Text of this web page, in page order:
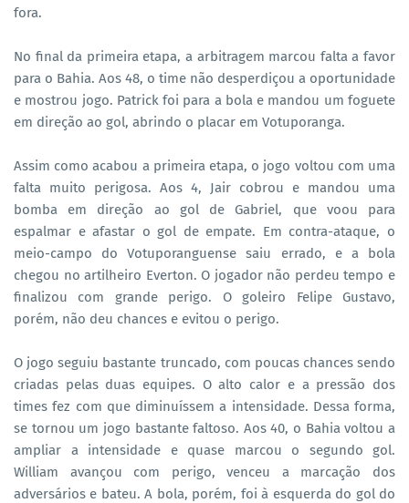
fora.
No final da primeira etapa, a arbitragem marcou falta a favor
para o Bahia. Aos 48, o time não desperdiçou a oportunidade
e mostrou jogo. Patrick foi para a bola e mandou um foguete
em direção ao gol, abrindo o placar em Votuporanga.
Assim como acabou a primeira etapa, o jogo voltou com uma
falta muito perigosa. Aos 4, Jair cobrou e mandou uma
bomba em direção ao gol de Gabriel, que voou para
espalmar e afastar o gol de empate. Em contra-ataque, o
meio-campo do Votuporanguense saiu errado, e a bola
chegou no artilheiro Everton. O jogador não perdeu tempo e
finalizou com grande perigo. O goleiro Felipe Gustavo,
porém, não deu chances e evitou o perigo.
O jogo seguiu bastante truncado, com poucas chances sendo
criadas pelas duas equipes. O alto calor e a pressão dos
times fez com que diminuíssem a intensidade. Dessa forma,
se tornou um jogo bastante faltoso. Aos 40, o Bahia voltou a
ampliar a intensidade e quase marcou o segundo gol.
William avançou com perigo, venceu a marcação dos
adversários e bateu. A bola, porém, foi à esquerda do gol do